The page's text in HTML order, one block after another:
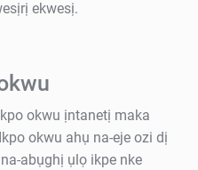
ekwesị.
okwu ịntanetị maka
okwu ahụ na-eje ozi dị
abụghị ụlọ ikpe nke